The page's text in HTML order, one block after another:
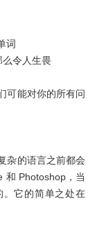
词
令人生畏
可能对你的所有问
杂的语言之前都会
和 Photoshop，当
它的简单之处在